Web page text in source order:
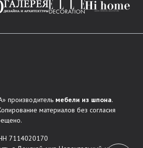
производитель мебели из шпона.
материалов без согласия
7114020170